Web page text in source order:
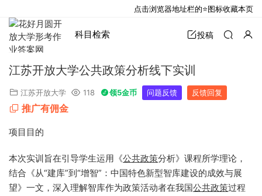
科目检索 投稿
江苏开放大学公共政策分析线下实训
江苏开放大学 118 领5金币 问题反馈 反馈回复
推广有佣金
项目目的
本次实训旨在引导学生运用《公共政策分析》课程所学理论，
结合《从“建库”到“增智”：中国特色新型智库建设的成效与展
望》一文，深入理解智库作为政策活动者在我国公共政策过程
点击浏览器地址栏的⭐图标收藏本页